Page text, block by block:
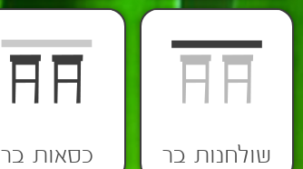
שולחנות בר כסאות בר